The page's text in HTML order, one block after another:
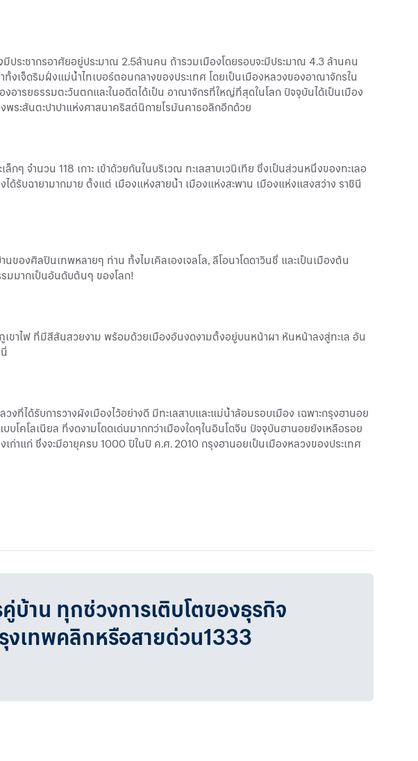
ประชากรอาศัยอยู่ประมาณ 2.5ล้านคน ถ้ารวมเมืองโดยรอบจะมีประมาณ 4.3 ล้านคน
งเจ็ดริมฝั่งแม่น้ำไทเบอร์ตอนกลางของประเทศ โดยเป็นเมืองหลวงของอาณาจักรใน
ารยธรรมตะวันตกและในอดีตได้เป็น อาณาจักรที่ใหญ่ที่สุดในโลก ปัจจุบันได้เป็นเมือง
ระสันตะปาปาแห่งศาสนาคริสต์นิกายโรมันคาธอลิกอีกด้วย
ๆ จำนวน 118 เกาะ เข้าด้วยกันในบริเวณ ทะเลสาบเวนิเทีย ซึ่งเป็นส่วนหนึ่งของทะเลอ
รับฉายามากมาย ตั้งแต่ เมืองแห่งสายน้ำ เมืองแห่งสะพาน เมืองแห่งแสงสว่าง ราชินี
องศิลปินเทพหลายๆ ท่าน ทั้งไมเคิลเองเจลโล, ลีโอนาโดดาวินชี่ และเป็นเมืองต้น
รมมากเป็นอันดับต้นๆ ของโลก!
ขาไฟ ที่มีสีสันสวยงาม พร้อมด้วยเมืองอันงดงามตั้งอยู่บนหน้าผา หันหน้าลงสู่ทะเล อัน
ที่ได้รับการวางผังเมืองไว้อย่างดี มีทะเลสาบและแม่น้ำล้อมรอบเมือง เฉพาะกรุงฮานอย
คโลเนียล ที่งดงามโดดเด่นมากกว่าเมืองใดๆในอินโดจีน ปัจจุบันฮานอยยังเหลือรอย
าแก่ ซึ่งจะมีอายุครบ 1000 ปีในปี ค.ศ. 2010 กรุงฮานอยเป็นเมืองหลวงของประเทศ
าน ทุกช่วงการเติบโตของธุรกิจ
งเทพคลิกหรือสายด่วน1333